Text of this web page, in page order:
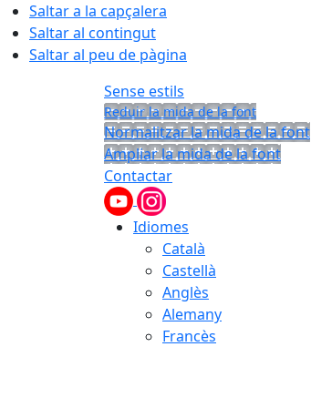
Saltar a la capçalera
Saltar al contingut
Saltar al peu de pàgina
Sense estils
Reduir la mida de la font
Normalitzar la mida de la font
Ampliar la mida de la font
Contactar
Idiomes
Català
Castellà
Anglès
Alemany
Francès